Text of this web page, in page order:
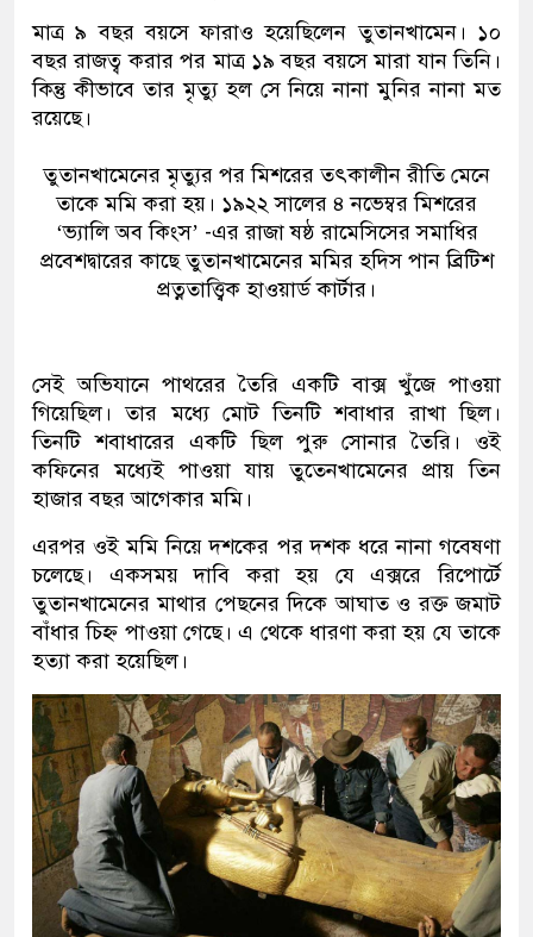
মাত্র ৯ বছর বয়সে ফারাও হয়েছিলেন তুতানখামেন। ১০
বছর রাজত্ব করার পর মাত্র ১৯ বছর বয়সে মারা যান তিনি।
কিন্তু কীভাবে তার মৃত্যু হল সে নিয়ে নানা মুনির নানা মত
রয়েছে।
তুতানখামেনের মৃত্যুর পর মিশরের তৎকালীন রীতি মেনে
তাকে মমি করা হয়। ১৯২২ সালের ৪ নভেম্বর মিশরের
‘ভ্যালি অব কিংস’ -এর রাজা ষষ্ঠ রামেসিসের সমাধির
প্রবেশদ্বারের কাছে তুতানখামেনের মমির হদিস পান ব্রিটিশ
প্রত্নতাত্ত্বিক হাওয়ার্ড কার্টার।
সেই অভিযানে পাথরের তৈরি একটি বাক্স খুঁজে পাওয়া
গিয়েছিল। তার মধ্যে মোট তিনটি শবাধার রাখা ছিল।
তিনটি শবাধারের একটি ছিল পুরু সোনার তৈরি। ওই
কফিনের মধ্যেই পাওয়া যায় তুতেনখামেনের প্রায় তিন
হাজার বছর আগেকার মমি।
এরপর ওই মমি নিয়ে দশকের পর দশক ধরে নানা গবেষণা
চলেছে। একসময় দাবি করা হয় যে এক্সরে রিপোর্টে
তুতানখামেনের মাথার পেছনের দিকে আঘাত ও রক্ত জমাট
বাঁধার চিহ্ন পাওয়া গেছে। এ থেকে ধারণা করা হয় যে তাকে
হত্যা করা হয়েছিল।